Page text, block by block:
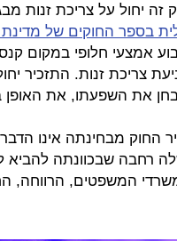
זה יחול על צריכת זנות
בספר החוקים של
אמצעי חלופי במקום
צריכת זנות.
את השפעתו, את האופן
החוק מבחינתה אינו הדבר
שבכוונתה להביא
המשפטים, הרווחה,